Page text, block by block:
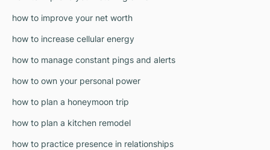
how to improve your net worth
how to increase cellular energy
how to manage constant pings and alerts
how to own your personal power
how to plan a honeymoon trip
how to plan a kitchen remodel
how to practice presence in relationships